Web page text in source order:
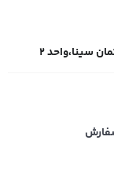
سینا،واحد 2